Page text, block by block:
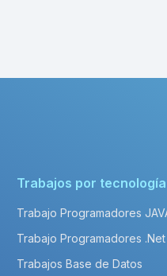
Trabajos por tecnología
Trabajo Programadores
Trabajo Programadores .Net
Trabajos Base de Datos